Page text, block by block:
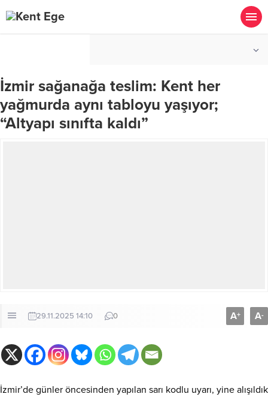
İzmir sağanağa teslim: Kent her
yağmurda aynı tabloyu yaşıyor;
“Altyapı sınıfta kaldı”
29.11.2025 14:10 0 A+ A-
İzmir’de günler öncesinden yapılan sarı kodlu uyarı, yine alışıldık